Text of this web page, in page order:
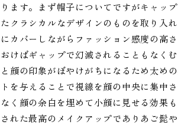
ります。まず帽子についてですがキャッ
たクラシカルなデザインのものを取り入
にカバーしながらファッション感度の高
おけばギャップで幻滅されることもなく
と顔の印象がぼやけがちになるため太め
トを与えることで視線を顔の中央に集中
なく顔の余白を埋めて小顔に見せる効果
された最高のメイクアップでありあご髭